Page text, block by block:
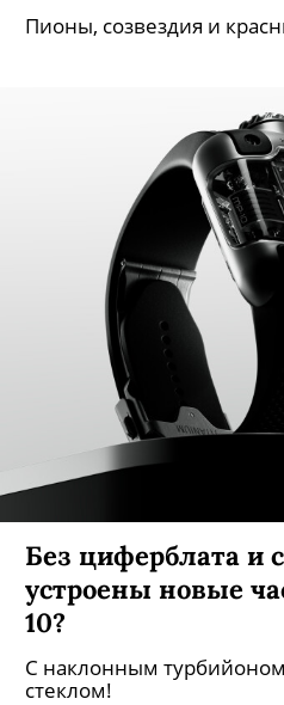
Пионы, созвездия и
Без циферблата и
устроены новые
10?
С наклонным
стеклом!